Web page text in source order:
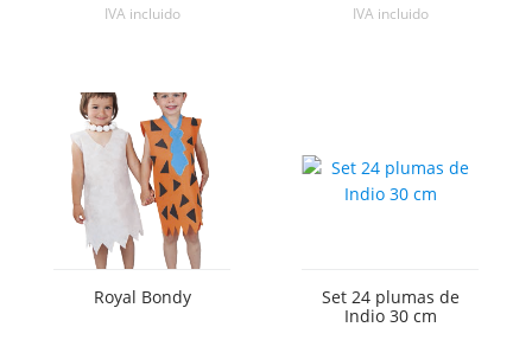
IVA incluido IVA incluido
Royal Bondy
Set 24 plumas de
Indio 30 cm